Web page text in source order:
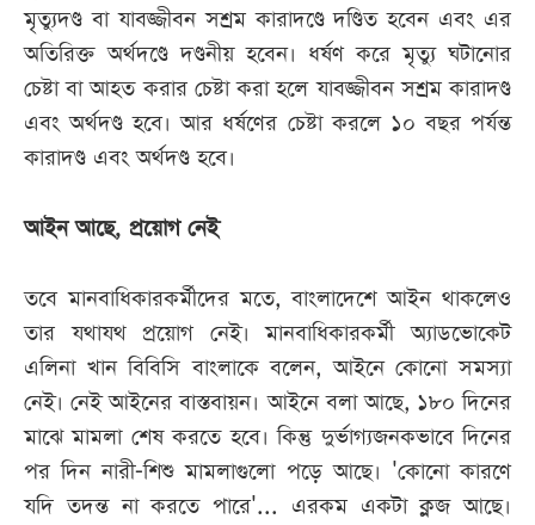
মৃত্যুদণ্ড বা যাবজ্জীবন সশ্রম কারাদণ্ডে দণ্ডিত হবেন এবং এর
অতিরিক্ত অর্থদণ্ডে দণ্ডনীয় হবেন। ধর্ষণ করে মৃত্যু ঘটানোর
চেষ্টা বা আহত করার চেষ্টা করা হলে যাবজ্জীবন সশ্রম কারাদণ্ড
এবং অর্থদণ্ড হবে। আর ধর্ষণের চেষ্টা করলে ১০ বছর পর্যন্ত
কারাদণ্ড এবং অর্থদণ্ড হবে।
আইন আছে, প্রয়োগ নেই
তবে মানবাধিকারকর্মীদের মতে, বাংলাদেশে আইন থাকলেও
তার যথাযথ প্রয়োগ নেই। মানবাধিকারকর্মী অ্যাডভোকেট
এলিনা খান বিবিসি বাংলাকে বলেন, আইনে কোনো সমস্যা
নেই। নেই আইনের বাস্তবায়ন। আইনে বলা আছে, ১৮০ দিনের
মাঝে মামলা শেষ করতে হবে। কিন্তু দুর্ভাগ্যজনকভাবে দিনের
পর দিন নারী-শিশু মামলাগুলো পড়ে আছে। 'কোনো কারণে
যদি তদন্ত না করতে পারে'... এরকম একটা ক্লজ আছে।